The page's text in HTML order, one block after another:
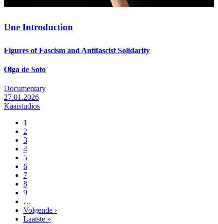
Une Introduction
Figures of Fascism and Antifascist Solidarity
Olga de Soto
Documentary
27.01.2026
Kaaistudios
Pagination
Pagina
1
Pagina
2
Pagina
3
Pagina
4
Pagina
5
Pagina
6
Pagina
7
Pagina
8
Pagina
9
…
Page
suivante
Volgende ›
Dernière
Laatste »